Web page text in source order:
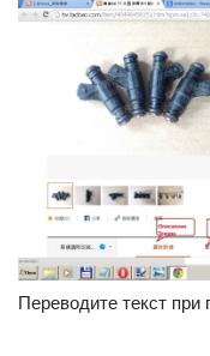
Переводите текст